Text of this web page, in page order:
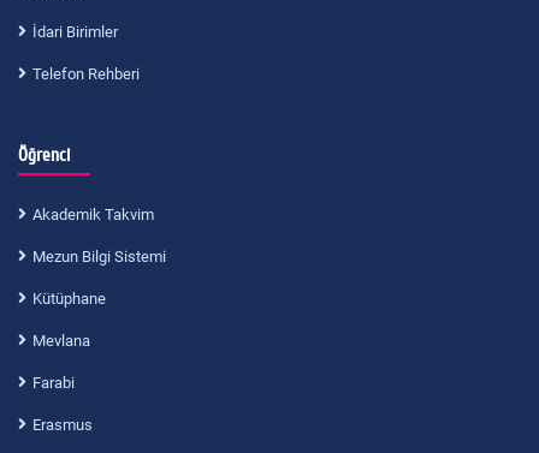
İdari Birimler
Telefon Rehberi
Öğrenci
Akademik Takvim
Mezun Bilgi Sistemi
Kütüphane
Mevlana
Farabi
Erasmus